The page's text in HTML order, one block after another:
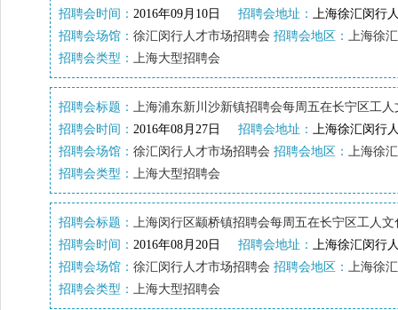
招聘会时间： 2016年09月10日 招聘会地址： 上海徐汇闵行
招聘会场馆： 徐汇闵行人才市场招聘会 招聘会地区： 上海徐
招聘会类型： 上海大型招聘会
招聘会标题： 上海浦东新川沙新镇招聘会每周五在长宁区工
招聘会时间： 2016年08月27日 招聘会地址： 上海徐汇闵行
招聘会场馆： 徐汇闵行人才市场招聘会 招聘会地区： 上海徐
招聘会类型： 上海大型招聘会
招聘会标题： 上海闵行区颛桥镇招聘会每周五在长宁区工人
招聘会时间： 2016年08月20日 招聘会地址： 上海徐汇闵行
招聘会场馆： 徐汇闵行人才市场招聘会 招聘会地区： 上海徐
招聘会类型： 上海大型招聘会